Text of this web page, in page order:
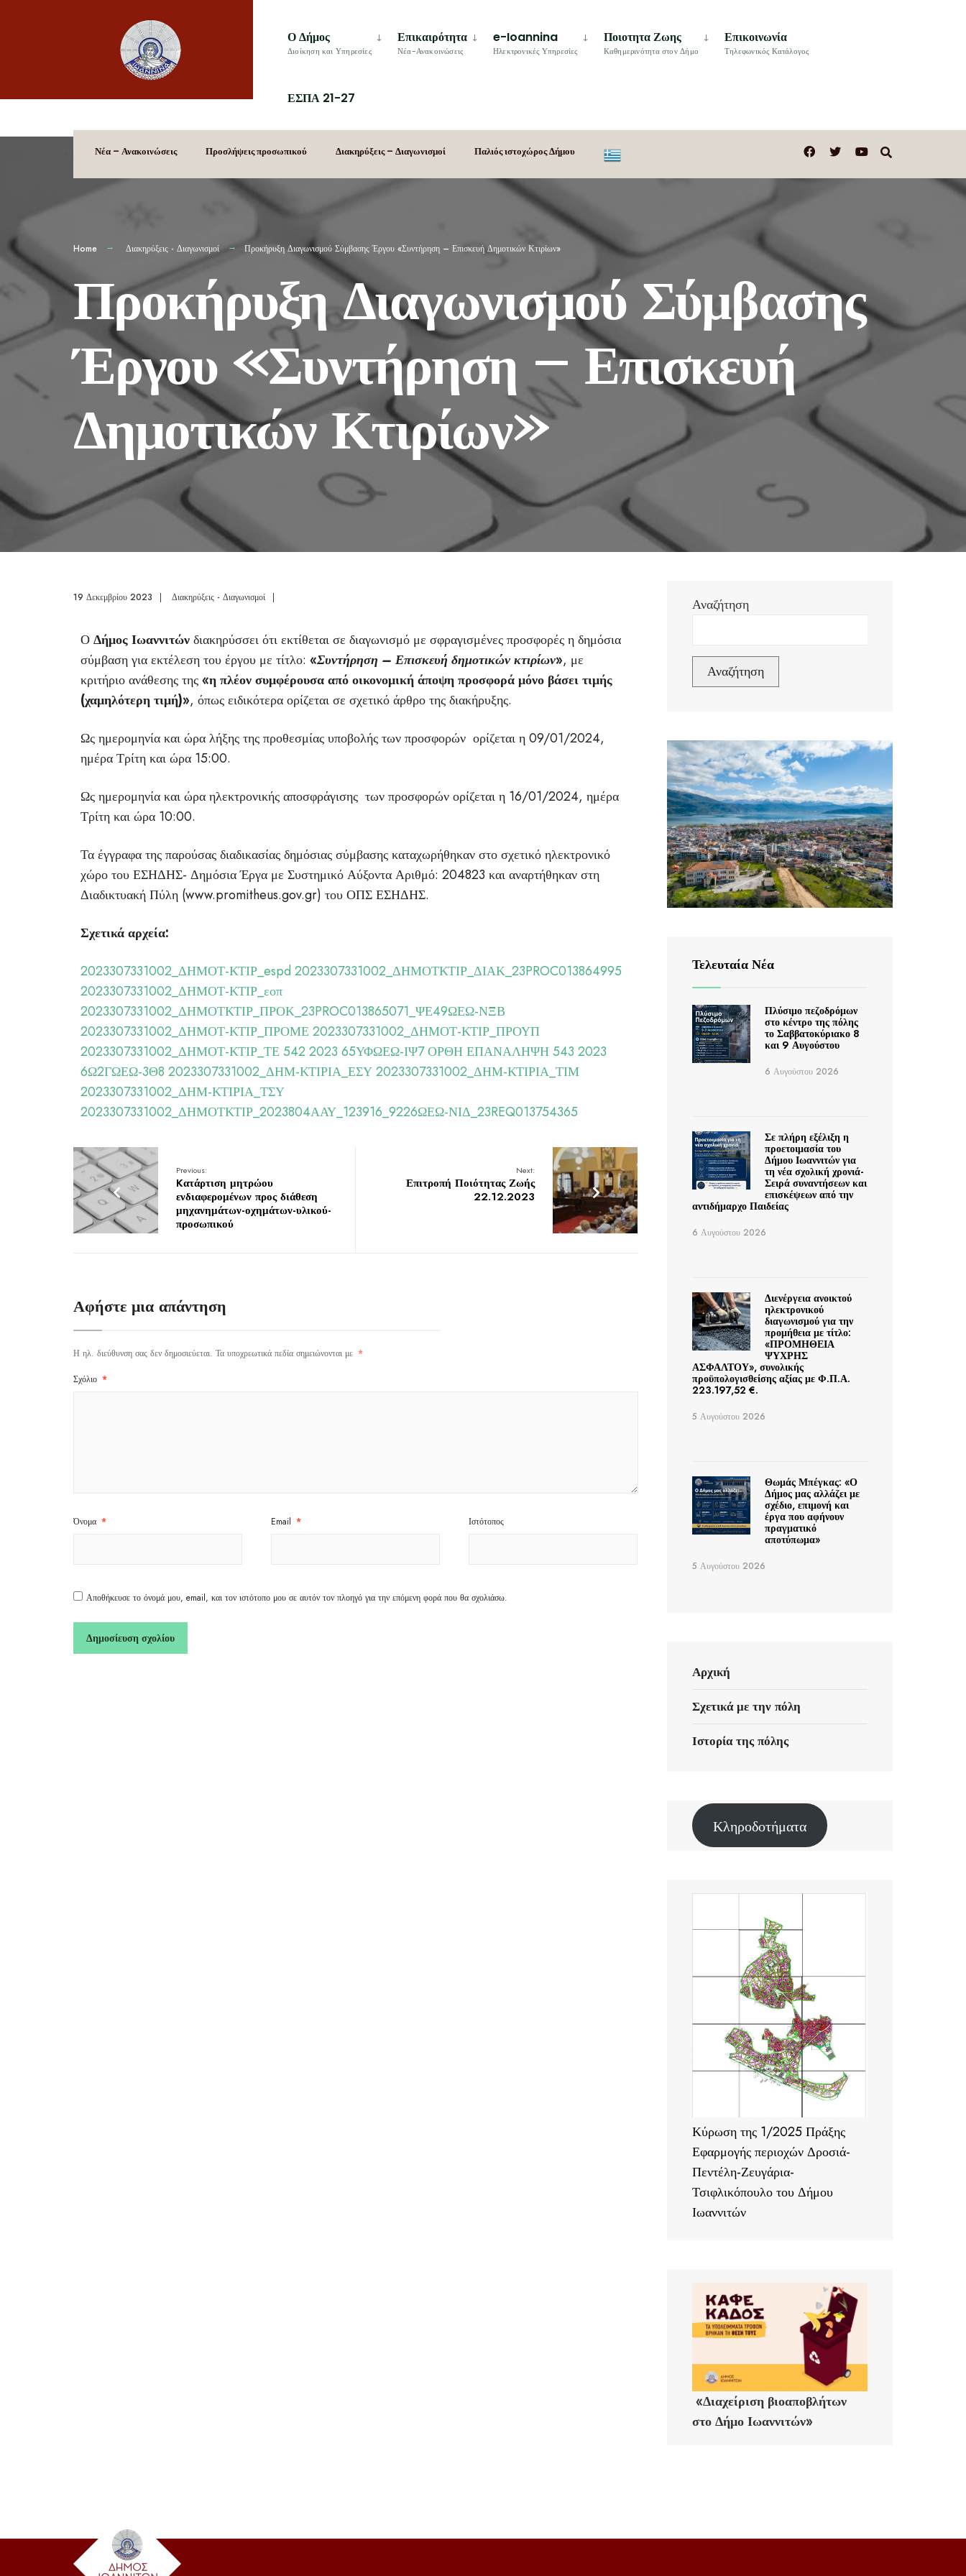
Ο Δήμος
Διοίκηση και Υπηρεσίες
Επικαιρότητα
Νέα-Ανακοινώσεις
e-Ioannina
Ηλεκτρονικές Υπηρεσίες
Ποιοτητα Ζωης
Καθημερινότητα στον Δήμο
Επικοινωνία
Τηλεφωνικός Κατάλογος
ΕΣΠΑ 21-27
Νέα – Ανακοινώσεις Προσλήψεις προσωπικού Διακηρύξεις – Διαγωνισμοί Παλιός ιστοχώρος Δήμου
Home Διακηρύξεις - Διαγωνισμοί Προκήρυξη Διαγωνισμού Σύμβασης Έργου «Συντήρηση – Επισκευή Δημοτικών Κτιρίων»
Προκήρυξη Διαγωνισμού Σύμβασης
Έργου «Συντήρηση – Επισκευή
Δημοτικών Κτιρίων»
19 Δεκεμβρίου 2023 | Διακηρύξεις - Διαγωνισμοί |
ΟΔήμος Ιωαννιτώνδιακηρύσσει ότι εκτίθεται σε διαγωνισμό με σφραγισμένες προσφορές η δημόσια
σύμβαση για εκτέλεση του έργου με τίτλο: «Συντήρηση – Επισκευή δημοτικών κτιρίων», με
κριτήριο ανάθεσης της«η πλέον συμφέρουσα από οικονομική άποψη προσφορά μόνο βάσει τιμής
(χαμηλότερη τιμή)», όπως ειδικότερα ορίζεται σε σχετικό άρθρο της διακήρυξης.
Ως ημερομηνία και ώρα λήξης της προθεσμίας υποβολής των προσφορών ορίζεται η 09/01/2024,
ημέρα Τρίτη και ώρα 15:00.
Ως ημερομηνία και ώρα ηλεκτρονικής αποσφράγισης των προσφορών ορίζεται η 16/01/2024, ημέρα
Τρίτη και ώρα 10:00.
Τα έγγραφα της παρούσας διαδικασίας δημόσιας σύμβασης καταχωρήθηκαν στο σχετικό ηλεκτρονικό
χώρο του ΕΣΗΔΗΣ- Δημόσια Έργα με Συστημικό Αύξοντα Αριθμό: 204823 και αναρτήθηκαν στη
Διαδικτυακή Πύλη (www.promitheus.gov.gr) του ΟΠΣ ΕΣΗΔΗΣ.
Σχετικά αρχεία:
2023307331002_ΔΗΜΟΤ-ΚΤΙΡ_espd 2023307331002_ΔΗΜΟΤΚΤΙΡ_ΔΙΑΚ_23PROC013864995
2023307331002_ΔΗΜΟΤ-ΚΤΙΡ_εοπ
2023307331002_ΔΗΜΟΤΚΤΙΡ_ΠΡΟΚ_23PROC013865071_ΨΕ49ΩΕΩ-ΝΞΒ
2023307331002_ΔΗΜΟΤ-ΚΤΙΡ_ΠΡΟΜΕ 2023307331002_ΔΗΜΟΤ-ΚΤΙΡ_ΠΡΟΥΠ
2023307331002_ΔΗΜΟΤ-ΚΤΙΡ_ΤΕ 542 2023 65ΥΦΩΕΩ-ΙΨ7 ΟΡΘΗ ΕΠΑΝΑΛΗΨΗ543 2023
6Ω2ΓΩΕΩ-3Θ8 2023307331002_ΔΗΜ-ΚΤΙΡΙΑ_ΕΣΥ2023307331002_ΔΗΜ-ΚΤΙΡΙΑ_ΤΙΜ
2023307331002_ΔΗΜ-ΚΤΙΡΙΑ_ΤΣΥ
2023307331002_ΔΗΜΟΤΚΤΙΡ_2023804ΑΑΥ_123916_9226ΩΕΩ-ΝΙΔ_23REQ013754365
Previous:
Kατάρτιση μητρώου
ενδιαφερομένων προς διάθεση
μηχανημάτων-οχημάτων-υλικού-
προσωπικού
Next:
Επιτροπή Ποιότητας Ζωής
22.12.2023
Αφήστε μια απάντηση
Η ηλ. διεύθυνση σας δεν δημοσιεύεται. Τα υποχρεωτικά πεδία σημειώνονται με *
Σχόλιο *
Όνομα * Email * Ιστότοπος
Αποθήκευσε το όνομά μου, email, και τον ιστότοπο μου σε αυτόν τον πλοηγό για την επόμενη φορά που θα σχολιάσω.
Αναζήτηση
Αναζήτηση
Τελευταία Νέα
Πλύσιμο πεζοδρόμων
στο κέντρο της πόλης
το Σαββατοκύριακο 8
και 9 Αυγούστου
6 Αυγούστου 2026
Σε πλήρη εξέλιξη η
προετοιμασία του
Δήμου Ιωαννιτών για
τη νέα σχολική χρονιά-
Σειρά συναντήσεων και
επισκέψεων από την
αντιδήμαρχο Παιδείας
6 Αυγούστου 2026
Διενέργεια ανοικτού
ηλεκτρονικού
διαγωνισμού για την
προμήθεια με τίτλο:
«ΠΡΟΜΗΘΕΙΑ
ΨΥΧΡΗΣ
ΑΣΦΑΛΤΟΥ», συνολικής
προϋπολογισθείσης αξίας με Φ.Π.Α.
223.197,52 €.
5 Αυγούστου 2026
Θωμάς Μπέγκας: «Ο
Δήμος μας αλλάζει με
σχέδιο, επιμονή και
έργα που αφήνουν
πραγματικό
αποτύπωμα»
5 Αυγούστου 2026
Αρχική
Σχετικά με την πόλη
Ιστορία της πόλης
Κληροδοτήματα
Κύρωση της 1/2025 Πράξης
Εφαρμογής περιοχών Δροσιά-
Πεντέλη-Ζευγάρια-
Τσιφλικόπουλο του Δήμου
Ιωαννιτών
«Διαχείριση βιοαποβλήτων
στο Δήμο Ιωαννιτών»